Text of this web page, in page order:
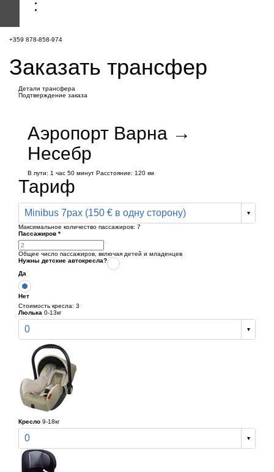
+359 878-858-974
Заказать трансфер
Детали трансфера
Подтверждение заказа
Аэропорт Варна →
Несебр
В пути: 1 час 50 минут Расстояние: 120 км
Тариф
Minibus 7pax (150 € в одну сторону)
Максимальное количество пассажиров: 7
Пассажиров *
Общее число пассажиров, включая детей и младенцев
Нужны детские автокресла?
Да
Нет
Стоимость кресла: 3
Люлька 0-13кг
0
Кресло 9-18кг
0